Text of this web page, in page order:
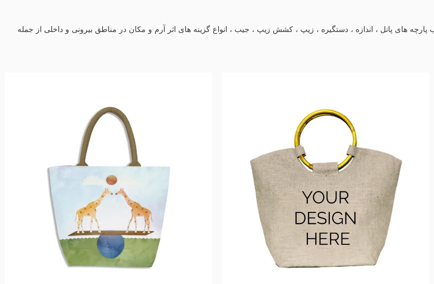
های پانل ، اندازه ، دستگیره ، زیپ ، کشش زیپ ، جیب ، انواع گزینه های اثر آرم و مکان در مناطق بیرونی و داخلی از جمله